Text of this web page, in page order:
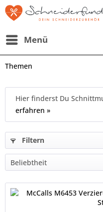
Menü
Themen
Hier finderst Du
erfahren »
Filtern